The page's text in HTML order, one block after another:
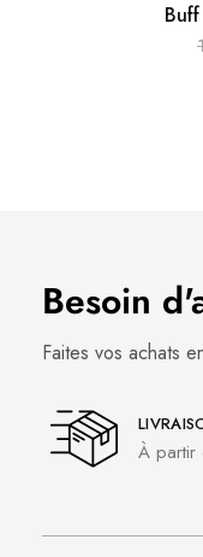
Besoin
Faites vos achats
À